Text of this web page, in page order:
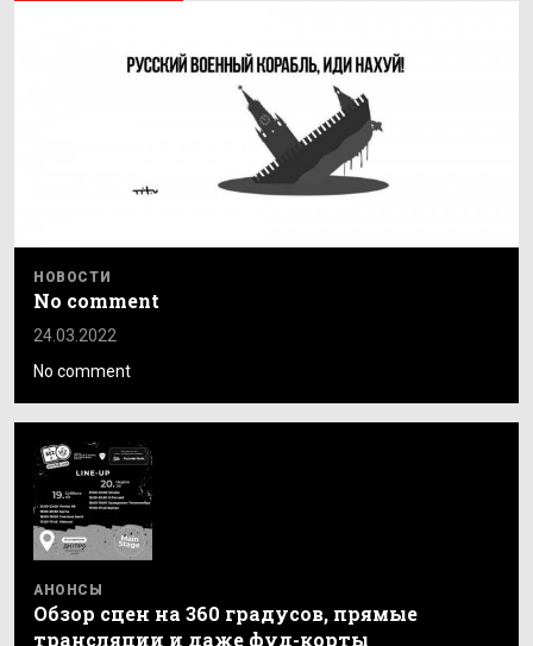
НОВОСТИ
No comment
24.03.2022
No comment
АНОНСЫ
Обзор сцен на 360 градусов, прямые
трансляции и даже фуд-корты